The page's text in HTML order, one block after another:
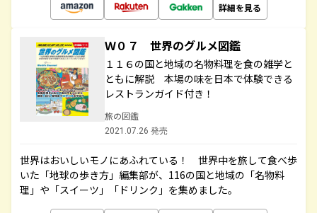
詳細を見る
Ｗ０７ 世界のグルメ図鑑
１１６の国と地域の名物料理を食の雑学と
ともに解説 本場の味を日本で体験できる
レストランガイド付き！
旅の図鑑
2021.07.26 発売
世界はおいしいモノにあふれている！ 世界中を旅して食べ歩
いた「地球の歩き方」編集部が、116の国と地域の「名物料
理」や「スイーツ」「ドリンク」を集めました。